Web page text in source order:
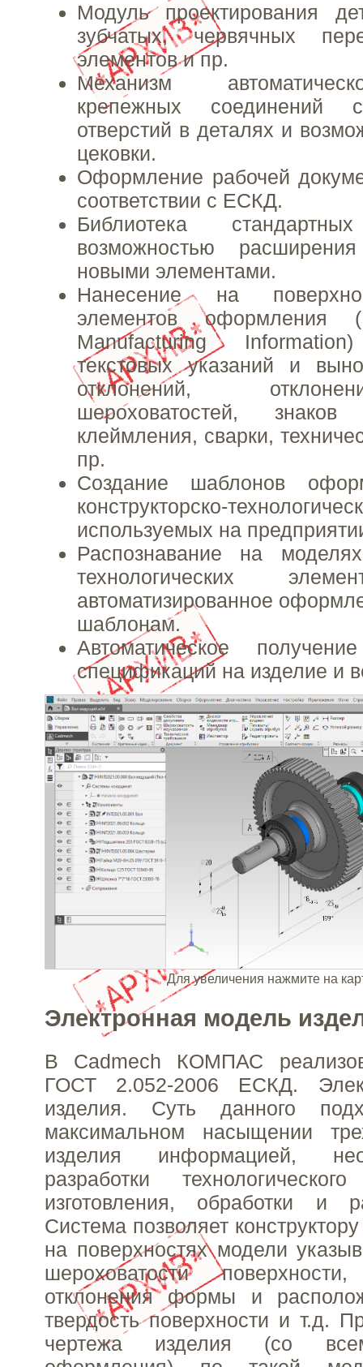
Модуль проектирования
зубчатых, червячных
элементов и пр.
Механизм
крепежных соединений с
отверстий в деталях и
цековки.
Оформление рабочей
соответствии с ЕСКД.
Библиотека
возможностью
новыми элементами.
Нанесение на
элементов
Manufacturing
текстовых указаний и
отклонений,
шероховатостей,
клеймления, сварки,
пр.
Создание шаблонов
конструкторско-
используемых на
Распознавание на моделях
технологических
автоматизированное
шаблонам.
Автоматическое
спецификаций на изделие и
Для увеличения нажмите на
Электронная модель
В Cadmech КОМПАС
ГОСТ 2.052-2006 ЕСКД.
изделия. Суть данного
максимальном насыщении
изделия информацией,
разработки
изготовления, обработки и
Система позволяет
на поверхностях модели
шероховатости поверхности,
отклонения формы и
твердость поверхности и т.д.
чертежа изделия (со